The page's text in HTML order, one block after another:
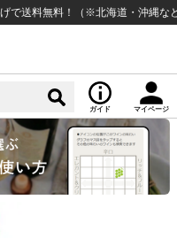
無料！（※北海道・沖縄など一部
ガイド マイページ